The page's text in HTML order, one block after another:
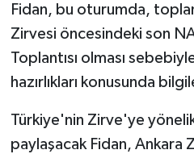
Fidan, bu oturumda,
Zirvesi öncesindeki son
Toplantısı olması
hazırlıkları konusunda
Türkiye'nin Zirve'ye
paylaşacak Fidan, Ankara